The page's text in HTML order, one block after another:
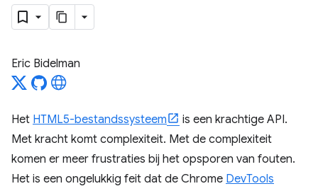
Eric Bidelman
Het HTML5-bestandssysteem
is een krachtige API.
Met kracht komt complexiteit. Met de complexiteit
komen er meer frustraties bij het opsporen van fouten.
Het is een ongelukkig feit dat de Chrome DevTools